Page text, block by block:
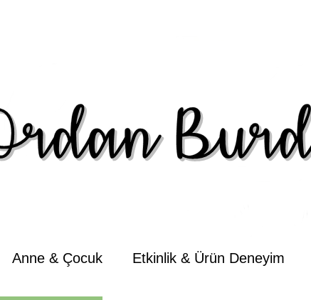
Anne & Çocuk Etkinlik & Ürün Deneyim